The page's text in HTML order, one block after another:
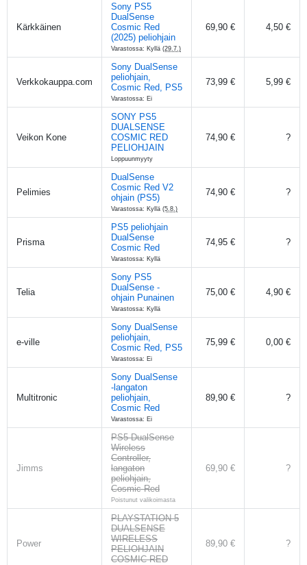
Kärkkäinen
Sony PS5
DualSense
Cosmic Red
(2025) peliohjain
Varastossa: Kyllä (29.7.)
69,90 € 4,50 €
Verkkokauppa.com
Sony DualSense
peliohjain,
Cosmic Red, PS5
Varastossa: Ei
73,99 € 5,99 €
Veikon Kone
SONY PS5
DUALSENSE
COSMIC RED
PELIOHJAIN
Loppuunmyyty
74,90 € ?
Pelimies
DualSense
Cosmic Red V2
ohjain (PS5)
Varastossa: Kyllä (5.8.)
74,90 € ?
Prisma
PS5 peliohjain
DualSense
Cosmic Red
Varastossa: Kyllä
74,95 € ?
Telia
Sony PS5
DualSense -
ohjain Punainen
Varastossa: Kyllä
75,00 € 4,90 €
e-ville
Sony DualSense
peliohjain,
Cosmic Red, PS5
Varastossa: Ei
75,99 € 0,00 €
Multitronic
Sony DualSense
-langaton
peliohjain,
Cosmic Red
Varastossa: Ei
89,90 € ?
Jimms
PS5 DualSense
Wireless
Controller,
langaton
peliohjain,
Cosmic Red
Poistunut valikoimasta
69,90 € ?
Power
PLAYSTATION 5
DUALSENSE
WIRELESS
PELIOHJAIN
COSMIC RED
89,90 € ?